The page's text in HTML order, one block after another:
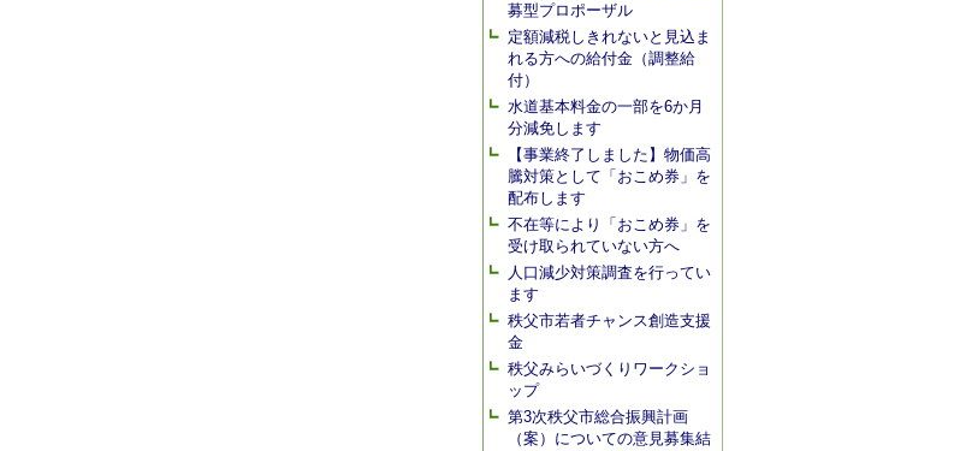
募型プロポーザル
定額減税しきれないと見込ま
れる方への給付金（調整給
付）
水道基本料金の一部を6か月
分減免します
【事業終了しました】物価高
騰対策として「おこめ券」を
配布します
不在等により「おこめ券」を
受け取られていない方へ
人口減少対策調査を行ってい
ます
秩父市若者チャンス創造支援
金
秩父みらいづくりワークショ
ップ
第3次秩父市総合振興計画
（案）についての意見募集結